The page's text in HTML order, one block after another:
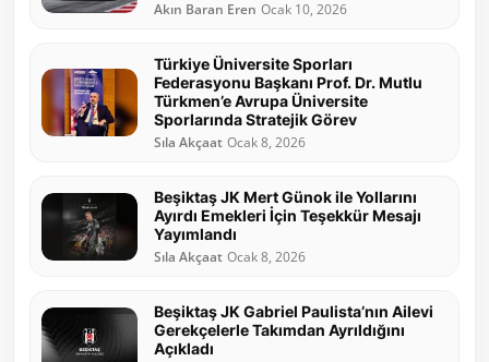
Akın Baran Eren Ocak 10, 2026
Türkiye Üniversite Sporları
Federasyonu Başkanı Prof. Dr. Mutlu
Türkmen’e Avrupa Üniversite
Sporlarında Stratejik Görev
Sıla Akçaat Ocak 8, 2026
Beşiktaş JK Mert Günok ile Yollarını
Ayırdı Emekleri İçin Teşekkür Mesajı
Yayımlandı
Sıla Akçaat Ocak 8, 2026
Beşiktaş JK Gabriel Paulista’nın Ailevi
Gerekçelerle Takımdan Ayrıldığını
Açıkladı